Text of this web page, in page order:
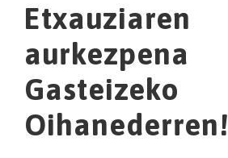
Etxauziaren
aurkezpena
Gasteizeko
Oihanederren!